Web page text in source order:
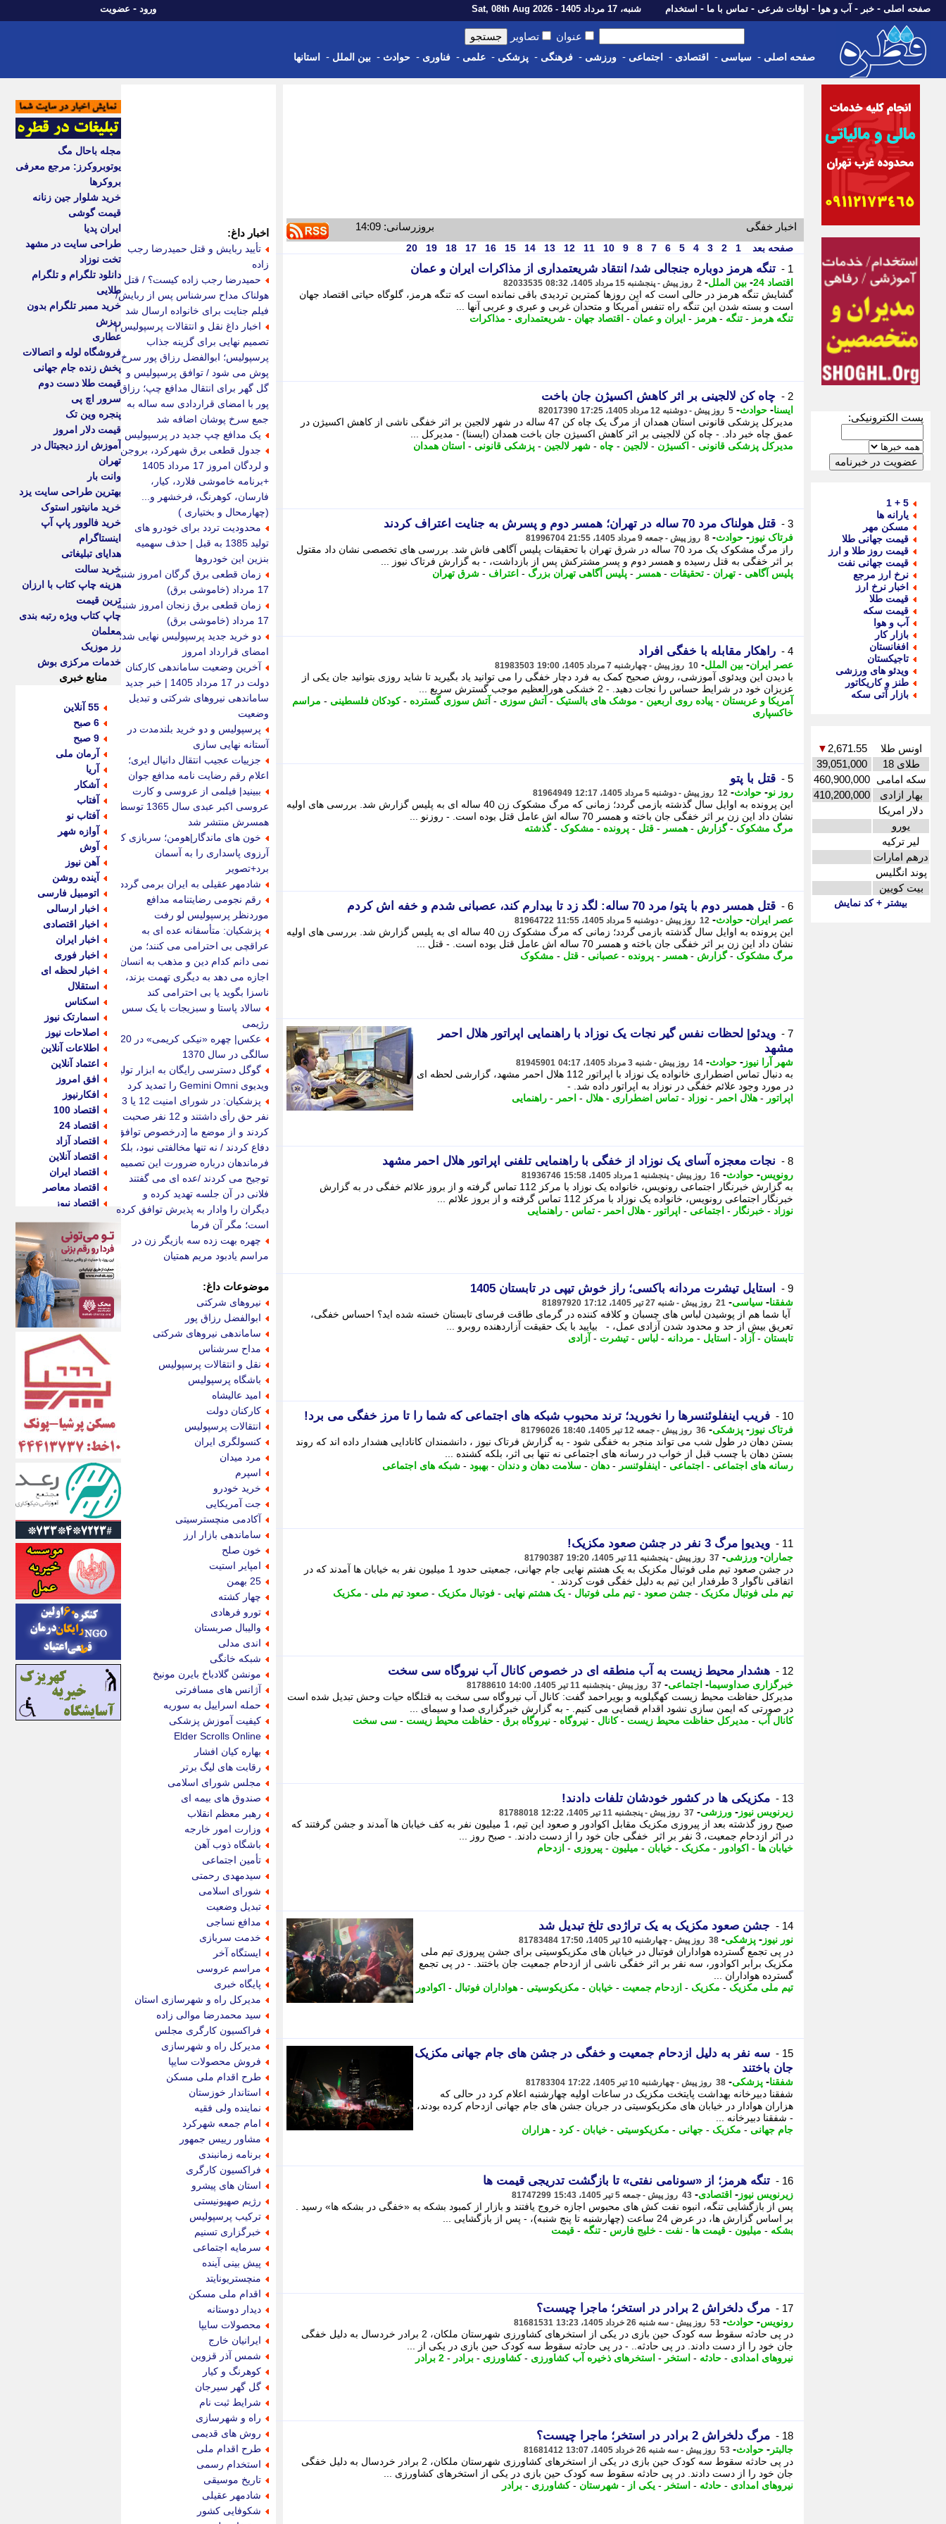
صفحه اصلی - خبر - آب و هوا - اوقات شرعی - تماس با ما - استخدام شنبه، 17 مرداد 1405 - Sat, 08th Aug 2026 ورود - عضویت
عنوان تصاویر
صفحه اصلی - سیاسی - اقتصادی - اجتماعی - ورزشی - فرهنگی - پزشکی - علمی - فناوری - حوادث - بین الملل - استانها
پست الکترونیکی:
5 + 1
یارانه ها
مسکن مهر
قیمت جهانی طلا
قیمت روز طلا و ارز
قیمت جهانی نفت
نرخ ارز مرجع
اخبار نرخ ارز
قیمت طلا
قیمت سکه
آب و هوا
بازار کار
افغانستان
تاجیکستان
ویدئو های ورزشی
طنز و کاریکاتور
بازار آتی سکه
اونس طلا 2,671.55
▼
طلای 18
39,051,000
سکه امامی 460,900,000
بهار ازادی
410,200,000
دلار امریکا
یورو
لیر ترکیه
درهم امارات
پوند انگلیس
بیت کویین
بیشتر + کد نمایش
اخبار خفگی بروزرسانی: 14:09
صفحه بعد 1
2
3
4
5
6
7
8
9
10
11
12
13
14
15
16
17
18
19
20
1 - تنگه هرمز دوباره جنجالی شد/ انتقاد شریعتمداری از مذاکرات ایران و عمان
اقتصاد 24 - بین الملل- 2 روز پیش - پنجشنبه 15 مرداد 1405، 08:32 82033535
گشایش تنگه هرمز در حالی است که این روزها کمترین تردیدی باقی نمانده است که تنگه هرمز، گلوگاه حیاتی اقتصاد جهان
است و بسته شدن این تنگه راه تنفس آمریکا و متحدان غربی و عبری و عربی آنها ...
تنگه هرمز - تنگه - هرمز - ایران و عمان - اقتصاد جهان - شریعتمداری - مذاکرات
2 - چاه کن لالجینی بر اثر کاهش اکسیژن جان باخت
ایسنا- حوادث- 5 روز پیش - دوشنبه 12 مرداد 1405، 17:25 82017390
مدیرکل پزشکی قانونی استان همدان از مرگ یک چاه کن 47 ساله در شهر لالجین بر اثر خفگی ناشی از کاهش اکسیژن در
عمق چاه خبر داد. - چاه کن لالجینی بر اثر کاهش اکسیژن جان باخت همدان (ایسنا) - مدیرکل ...
مدیرکل پزشکی قانونی - اکسیژن - لالجین - چاه - شهر لالجین - پزشکی قانونی - استان همدان
3 - قتل هولناک مرد 70 ساله در تهران؛ همسر دوم و پسرش به جنایت اعتراف کردند
فرتاک نیوز - حوادث- 8 روز پیش - جمعه 9 مرداد 1405، 21:55 81996704
راز مرگ مشکوک یک مرد 70 ساله در شرق تهران با تحقیقات پلیس آگاهی فاش شد. بررسی های تخصصی نشان داد مقتول
بر اثر خفگی به قتل رسیده و همسر دوم و پسر مشترکش پس از بازداشت، - به گزارش فرتاک نیوز ...
پلیس آگاهی - تهران - تحقیقات - همسر - پلیس آگاهی تهران بزرگ - اعتراف - شرق تهران
4 - راهکار مقابله با خفگی افراد
عصر ایران- بین الملل- 10 روز پیش - چهارشنبه 7 مرداد 1405، 19:00 81983503
با دیدن این ویدئوی آموزشی، روش صحیح کمک به فرد دچار خفگی را می توانید یاد بگیرید تا شاید روزی بتوانید جان یکی از
عزیزان خود در شرایط حساس را نجات دهید. - 2 خشکی هورالعظیم موجب گسترش سریع ...
آمریکا و عربستان - پیاده روی اربعین - موشک های بالستیک - آتش سوزی - آتش سوزی گسترده -کودکان فلسطینی - مراسم
خاکسپاری
5 - قتل با پتو
روز نو- حوادث- 12 روز پیش - دوشنبه 5 مرداد 1405، 12:17 81964949
این پرونده به اوایل سال گذشته بازمی گردد؛ زمانی که مرگ مشکوک زن 40 ساله ای به پلیس گزارش شد. بررسی های اولیه
نشان داد این زن بر اثر خفگی جان باخته و همسر 70 ساله اش عامل قتل بوده است. - روزنو ...
مرگ مشکوک -گزارش - همسر - قتل - پرونده - مشکوک -گذشته
6 - قتل همسر دوم با پتو/ مرد 70 ساله: لگد زد تا بیدارم کند، عصبانی شدم و خفه اش کردم
عصر ایران- حوادث- 12 روز پیش - دوشنبه 5 مرداد 1405، 11:55 81964722
این پرونده به اوایل سال گذشته بازمی گردد؛ زمانی که مرگ مشکوک زن 40 ساله ای به پلیس گزارش شد. بررسی های اولیه
نشان داد این زن بر اثر خفگی جان باخته و همسر 70 ساله اش عامل قتل بوده است. - قتل ...
مرگ مشکوک -گزارش - همسر - پرونده - عصبانی - قتل - مشکوک
7 -
ویدئو| لحظات نفس گیر نجات یک نوزاد با راهنمایی اپراتور هلال احمر
مشهد
شهر آرا نیوز - حوادث- 14 روز پیش - شنبه 3 مرداد 1405، 04:17 81945901
به دنبال تماس اضطراری خانواده یک نوزاد با اپراتور 112 هلال احمر مشهد، گزارشی لحظه ای
در مورد وجود علائم خفگی در نوزاد به اپراتور داده شد. -
اپراتور - هلال احمر - نوزاد - تماس اضطراری - هلال - احمر - راهنمایی
8 - نجات معجزه آسای یک نوزاد از خفگی با راهنمایی تلفنی اپراتور هلال احمر مشهد
رونویس- حوادث- 16 روز پیش - پنجشنبه 1 مرداد 1405، 15:58 81936746
به گزارش خبرنگار اجتماعی رونویس، خانواده یک نوزاد با مرکز 112 تماس گرفته و از بروز علائم خفگی در به گزارش
خبرنگار اجتماعی رونویس، خانواده یک نوزاد با مرکز 112 تماس گرفته و از بروز علائم ...
نوزاد - خبرنگار - اجتماعی - اپراتور - هلال احمر - تماس - راهنمایی
9 - استایل تیشرت مردانه باکسی؛ راز خوش تیپی در تابستان 1405
شفقنا- سیاسی- 21 روز پیش - شنبه 27 تیر 1405، 17:12 81897920
آیا شما هم از پوشیدن لباس های چسبان و کلافه کننده در گرمای طاقت فرسای تابستان خسته شده اید؟ احساس خفگی،
تعریق بیش از حد و محدود شدن آزادی عمل، - بیایید با یک حقیقت آزاردهنده روبرو ...
تابستان - آزاد - استایل - مردانه - لباس - تیشرت - آزادی
10 - فریب اینفلوئنسرها را نخورید؛ ترند محبوب شبکه های اجتماعی که شما را تا مرز خفگی می برد!
فرتاک نیوز - پزشکی- 36 روز پیش - جمعه 12 تیر 1405، 18:40 81796026
بستن دهان در طول شب می تواند منجر به خفگی شود - به گزارش فرتاک نیوز ، دانشمندان کانادایی هشدار داده اند که روند
بستن دهان با چسب قبل از خواب در رسانه های اجتماعی نه تنها بی اثر، بلکه کشنده ...
رسانه های اجتماعی - اجتماعی - اینفلوئنسر - دهان - سلامت دهان و دندان - بهبود - شبکه های اجتماعی
11 - ویدیو| مرگ 3 نفر در جشن صعود مکزیک!
جماران- ورزشی- 37 روز پیش - پنجشنبه 11 تیر 1405، 19:20 81790387
در جشن صعود تیم ملی فوتبال مکزیک به یک هشتم نهایی جام جهانی، جمعیتی حدود 1 میلیون نفر به خیابان ها آمدند که در
اتفاقی ناگوار 3 طرفدار این تیم به دلیل خفگی فوت کردند. -
تیم ملی فوتبال مکزیک - جشن صعود - تیم ملی فوتبال - یک هشتم نهایی - فوتبال مکزیک - صعود تیم ملی - مکزیک
12 - هشدار محیط زیست به آب منطقه ای در خصوص کانال آب نیروگاه سی سخت
خبرگزاری صداوسیما- اجتماعی- 37 روز پیش - پنجشنبه 11 تیر 1405، 14:00 81788610
مدیرکل حفاظت محیط زیست کهگیلویه و بویراحمد گفت: کانال آب نیروگاه سی سخت به قتلگاه حیات وحش تبدیل شده است
در صورتی که ایمن سازی نشود اقدام قضایی می کنیم. - به گزارش خبرگزاری صدا و سیمای ...
کانال آب - مدیرکل حفاظت محیط زیست -کانال - نیروگاه - نیروگاه برق - حفاظت محیط زیست - سی سخت
13 - مکزیکی ها در کشور خودشان تلفات دادند!
زیرنویس نیوز - ورزشی- 37 روز پیش - پنجشنبه 11 تیر 1405، 12:22 81788018
صبح روز گذشته بعد از پیروزی مکزیک مقابل اکوادور و صعود این تیم، 1 میلیون نفر به کف خیابان ها آمدند و جشن گرفتند که
در اثر ازدحام جمعیت، 3 نفر بر اثر خفگی جان خود را از دست دادند. - صبح روز ...
خیابان ها - اکوادور - مکزیک - خیابان - میلیون - پیروزی - ازدحام
14 - جشن صعود مکزیک به یک تراژدی تلخ تبدیل شد
نور نیوز - پزشکی- 38 روز پیش - چهارشنبه 10 تیر 1405، 17:50 81783484
در پی تجمع گسترده هواداران فوتبال در خیابان های مکزیکوسیتی برای جشن پیروزی تیم ملی
مکزیک برابر اکوادور، سه نفر بر اثر خفگی ناشی از ازدحام جمعیت جان باختند. - در پی تجمع
گسترده هواداران ...
تیم ملی مکزیک - مکزیک - ازدحام جمعیت - خیابان - مکزیکوسیتی - هواداران فوتبال - اکوادور
15 -
سه نفر به دلیل ازدحام جمعیت و خفگی در جشن های جام جهانی مکزیک
جان باختند
شفقنا- پزشکی- 38 روز پیش - چهارشنبه 10 تیر 1405، 17:22 81783304
شفقنا دبیرخانه بهداشت پایتخت مکزیک در ساعات اولیه چهارشنبه اعلام کرد در حالی که
هزاران هوادار در خیابان های مکزیکوسیتی در جریان جشن های جام جهانی ازدحام کرده بودند،
- شفقنا دبیرخانه ...
جام جهانی - مکزیک - جهانی - مکزیکوسیتی - خیابان -کرد - هزاران
16 - تنگه هرمز؛ از «سونامی نفتی» تا بازگشت تدریجی قیمت ها
زیرنویس نیوز - اقتصادی- 43 روز پیش - جمعه 5 تیر 1405، 15:43 81747299
پس از بازگشایی تنگه، انبوه نفت کش های محبوس اجازه خروج یافتند و بازار از کمبود بشکه به «خفگی در بشکه ها» رسید .
بر اساس گزارش ها، در عرض 24 ساعت (چهارشنبه تا پنج شنبه)، - پس از بازگشایی ...
بشکه - میلیون - قیمت ها - نفت - خلیج فارس - تنگه - قیمت
17 - مرگ دلخراش 2 برادر در استخر؛ ماجرا چیست؟
رونویس- حوادث- 53 روز پیش - سه شنبه 26 خرداد 1405، 13:23 81681531
در پی حادثه سقوط سه کودک حین بازی در یکی از استخرهای کشاورزی شهرستان ملکان، 2 برادر خردسال به دلیل خفگی
جان خود را از دست دادند. در پی حادثه.. - در پی حادثه سقوط سه کودک حین بازی در یکی از ...
نیروهای امدادی - حادثه - استخر - استخرهای ذخیره آب کشاورزی -کشاورزی - برادر - 2 برادر
18 - مرگ دلخراش 2 برادر در استخر؛ ماجرا چیست؟
جالبتر - حوادث- 53 روز پیش - سه شنبه 26 خرداد 1405، 13:07 81681412
در پی حادثه سقوط سه کودک حین بازی در یکی از استخرهای کشاورزی شهرستان ملکان، 2 برادر خردسال به دلیل خفگی
جان خود را از دست دادند. در پی حادثه سقوط سه کودک حین بازی در یکی از استخرهای کشاورزی ...
نیروهای امدادی - حادثه - استخر - یکی از - شهرستان -کشاورزی - برادر
اخبار داغ:
تأیید ربایش و قتل حمیدرضا رجب
زاده
حمیدرضا رجب زاده کیست؟ / قتل
هولناک مداح سرشناس پس از ربایش/
فیلم جنایت برای خانواده ارسال شد
اخبار داغ نقل و انتقالات پرسپولیس |
تصمیم نهایی برای گزینه جذاب
پرسپولیس؛ ابوالفضل رزاق پور سرخ
پوش می شود / توافق پرسپولیس و
گل گهر برای انتقال مدافع چپ؛ رزاق
پور با امضای قراردادی سه ساله به
جمع سرخ پوشان اضافه شد
یک مدافع چپ جدید در پرسپولیس
جدول قطعی برق شهرکرد، بروجن
و لردگان امروز 17 مرداد 1405
+برنامه خاموشی فلارد، کیار،
فارسان، کوهرنگ، فرخشهر و...
(چهارمحال و بختیاری )
محدودیت تردد برای خودرو های
تولید 1385 به قبل | حذف سهمیه
بنزین این خودروها
زمان قطعی برق گرگان امروز شنبه
17 مرداد (خاموشی برق)
زمان قطعی برق زنجان امروز شنبه
17 مرداد (خاموشی برق)
دو خرید جدید پرسپولیس نهایی شد؛
امضای قرارداد امروز
آخرین وضعیت ساماندهی کارکنان
دولت در 17 مرداد 1405 | خبر جدید
ساماندهی نیروهای شرکتی و تبدیل
وضعیت
پرسپولیس و دو خرید بلندمدت در
آستانه نهایی سازی
جزییات عجیب انتقال دانیال ایری؛
اعلام رقم رضایت نامه مدافع جوان
ببینید| فیلمی از عروسی و کارت
عروسی اکبر عبدی سال 1365 توسط
همسرش منتشر شد
خون های ماندگار|هومن؛ سربازی که
آرزوی پاسداری را به آسمان
برد+تصویر
شادمهر عقیلی به ایران برمی گردد؟
رقم نجومی رضایتنامه مدافع
موردنظر پرسپولیس لو رفت
پزشکیان: متأسفانه عده ای به
عراقچی بی احترامی می کنند؛ من
نمی دانم کدام دین و مذهب به انسان
اجازه می دهد به دیگری تهمت بزند،
ناسزا بگوید یا بی احترامی کند
سالاد پاستا و سبزیجات با یک سس
رژیمی
عکس| چهره «نیکی کریمی» در 20
سالگی در سال 1370
گوگل دسترسی رایگان به ابزار تولید
ویدیوی Gemini Omni را تمدید کرد
پزشکیان: در شورای امنیت 12 یا 13
نفر حق رأی داشتند و 12 نفر صحبت
کردند و از موضع ما [درخصوص توافق]
دفاع کردند / نه تنها مخالفتی نبود، بلکه
فرماندهان درباره ضرورت این تصمیم
توجیح می کردند /عده ای می گفتند
فلانی در آن جلسه تهدید کرده و
دیگران را وادار به پذیرش توافق کرده
است؛ مگر آن فرما
چهره بهت زده سه بازیگر زن در
مراسم یادبود مریم همتیان
موضوعات داغ:
نیروهای شرکتی
ابوالفضل رزاق پور
ساماندهی نیروهای شرکتی
مداح سرشناس
نقل و انتقالات پرسپولیس
باشگاه پرسپولیس
امید عالیشاه
کارکنان دولت
انتقالات پرسپولیس
کنسولگری ایران
مرد میدان
اسپرم
خرید خودرو
جت آمریکایی
آکادمی منچسترسیتی
ساماندهی بازار ارز
خون صلح
امپایر استیت
25 بهمن
چهار کشته
تورو فرهادی
والیبال صربستان
اندی مدلی
شبکه خانگی
مونشن گلادباخ بایرن مونیخ
آژانس های مسافرتی
حمله اسراییل به سوریه
کیفیت آموزش پزشکی
Elder Scrolls Online
بهاره کیان افشار
رقابت های لیگ برتر
مجلس شورای اسلامی
صندوق های بیمه ای
رهبر معظم انقلاب
وزارت امور خارجه
باشگاه ذوب آهن
تأمین اجتماعی
سیدمهدی رحمتی
شورای اسلامی
تبدیل وضعیت
مدافع نساجی
خدمت سربازی
ایستگاه آخر
مراسم عروسی
پایگاه خبری
مدیرکل راه و شهرسازی استان
سید محمدرضا موالی زاده
فراکسیون کارگری مجلس
مدیرکل راه و شهرسازی
فروش محصولات سایپا
طرح اقدام ملی مسکن
استاندار خوزستان
نماینده ولی فقیه
امام جمعه شهرکرد
مشاور رییس جمهور
برنامه زمانبندی
فراکسیون کارگری
استان های پیشرو
رژیم صهیونیستی
ترکیب پرسپولیس
خبرگزاری تسنیم
سرمایه اجتماعی
پیش بینی آینده
منچستریونایتد
اقدام ملی مسکن
دیدار دوستانه
محصولات سایپا
ایرانیان خارج
شمس آذر قزوین
کوهرنگ و کیار
گل گهر سیرجان
شرایط ثبت نام
راه و شهرسازی
روش های قدیمی
طرح اقدام ملی
استخدام رسمی
تاریخ موسیقی
شادمهر عقیلی
شکوفایی کشور
مجله باحال مگ
یوتوبروکرز: مرجع معرفی
بروکرها
خرید شلوار جین زنانه
قیمت گوشی
ایران پدیا
طراحی سایت در مشهد
تخت نوزاد
دانلود تلگرام و تلگرام
طلایی
خرید ممبر تلگرام بدون
ریزش
عطاری
فروشگاه لوله و اتصالات
پخش زنده جام جهانی
قیمت طلا دست دوم
سرور اچ پی
پنجره وین تک
قیمت دلار امروز
آموزش ارز دیجیتال در
تهران
وانت بار
بهترین طراحی سایت یزد
خرید مانیتور استوک
خرید فالوور پاپ آپ
اینستاگرام
هدایای تبلیغاتی
خرید سالت
هزینه چاپ کتاب با ارزان
ترین قیمت
چاپ کتاب ویژه رتبه بندی
معلمان
رز موزیک
خدمات مرکزی بوش
منابع خبری
55 آنلاین
6 صبح
9 صبح
آرمان ملی
آریا
آشکار
آفتاب
آفتاب نو
آوازه شهر
آوش
آهن نیوز
آینده روشن
اتومبیل فارسی
اخبار ارسالی
اخبار اقتصادی
اخبار ایران
اخبار فوری
اخبار لحظه ای
استقلال
اسکناس
اسمارتک نیوز
اصلاحات نیوز
اطلاعات آنلاین
اعتماد آنلاین
افق امروز
افکارنیوز
اقتصاد 100
اقتصاد 24
اقتصاد آزاد
اقتصاد آنلاین
اقتصاد ایران
اقتصاد معاصر
اقتصاد نیوز
اکوفارس
اکونگار
اکونیوز
الف
انتشار آنلاین
اندیشه قرن
اندیشه معاصر
اندیشه ها
انرژی پرس
ای استخدام
ایتنا
ایراف
ایران آرت
ایران آنلاین
ایران زندگی
ایران فوری
ایرانی روز
ایرانیتال
ایرنا
ایسکانیوز
ایسنا
ایکنا
ایلنا
اینتیتر
ایونا نیوز
بازتاب آنلاین
باشگاه خبرنگاران
باغستان نیوز
بامبوک
ببین و بخون
بدینسان
بنکر